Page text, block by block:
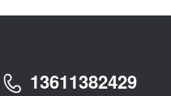
13611382429